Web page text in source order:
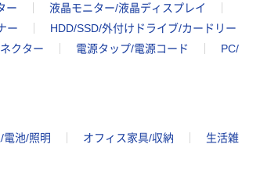
ー
液晶モニター/液晶ディスプレイ
ー
HDD/SSD/外付けドライブ/カードリー
クター 電源タップ/電源コード
PC/
電池/照明 オフィス家具/収納
生活雑